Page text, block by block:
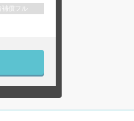
補償フル